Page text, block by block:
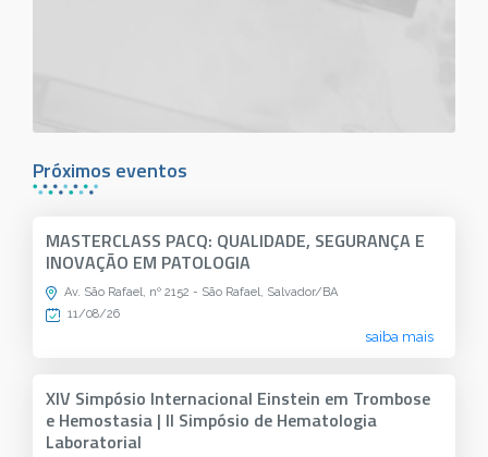
Próximos eventos
MASTERCLASS PACQ: QUALIDADE, SEGURANÇA E
INOVAÇÃO EM PATOLOGIA
Av. São Rafael, nº 2152 - São Rafael, Salvador/BA
11/08/26
saiba mais
XIV Simpósio Internacional Einstein em Trombose
e Hemostasia | II Simpósio de Hematologia
Laboratorial